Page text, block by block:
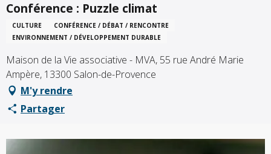
Conférence : Puzzle climat
CULTURE
CONFÉRENCE / DÉBAT / RENCONTRE
ENVIRONNEMENT / DÉVELOPPEMENT DURABLE
Maison de la Vie associative - MVA, 55 rue André Marie
Ampère, 13300 Salon-de-Provence
M'y rendre
Partager